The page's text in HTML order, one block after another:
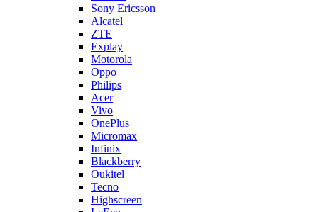
Sony Ericsson
Alcatel
ZTE
Explay
Motorola
Oppo
Philips
Acer
Vivo
OnePlus
Micromax
Infinix
Blackberry
Oukitel
Tecno
Highscreen